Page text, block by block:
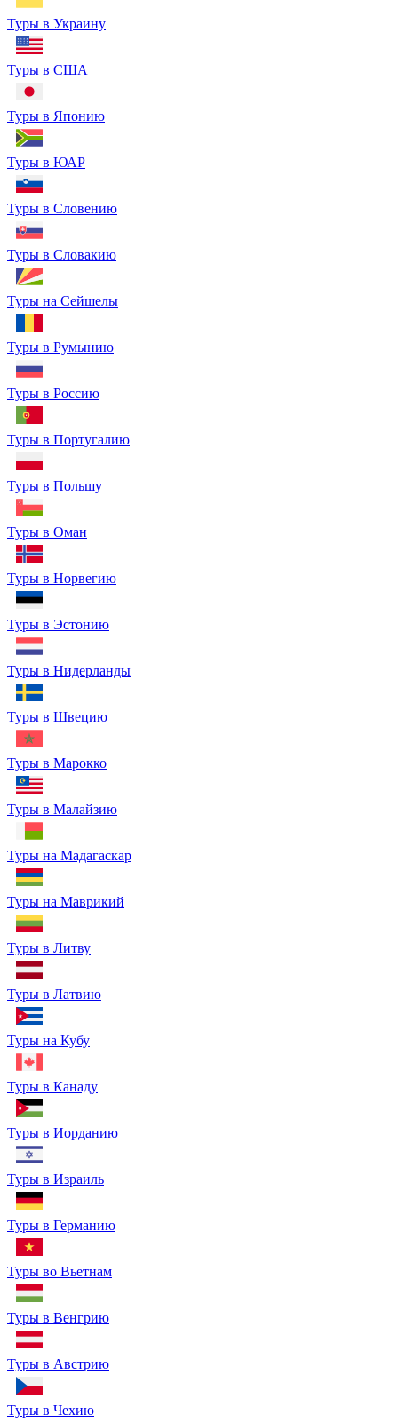
Туры в Украину
Туры в США
Туры в Японию
Туры в ЮАР
Туры в Словению
Туры в Словакию
Туры на Сейшелы
Туры в Румынию
Туры в Россию
Туры в Португалию
Туры в Польшу
Туры в Оман
Туры в Норвегию
Туры в Эстонию
Туры в Нидерланды
Туры в Швецию
Туры в Марокко
Туры в Малайзию
Туры на Мадагаскар
Туры на Маврикий
Туры в Литву
Туры в Латвию
Туры на Кубу
Туры в Канаду
Туры в Иорданию
Туры в Израиль
Туры в Германию
Туры во Вьетнам
Туры в Венгрию
Туры в Австрию
Туры в Чехию